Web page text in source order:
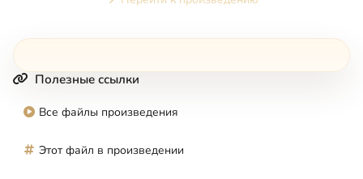
Полезные ссылки
Все файлы произведения
Этот файл в произведении